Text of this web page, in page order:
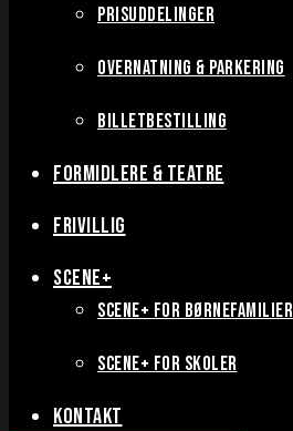
PRISUDDELINGER
OVERNATNING & PARKERING
BILLETBESTILLING
FORMIDLERE & TEATRE
FRIVILLIG
SCENE+
SCENE+ FOR BØRNEFAMILIER
SCENE+ FOR SKOLER
KONTAKT